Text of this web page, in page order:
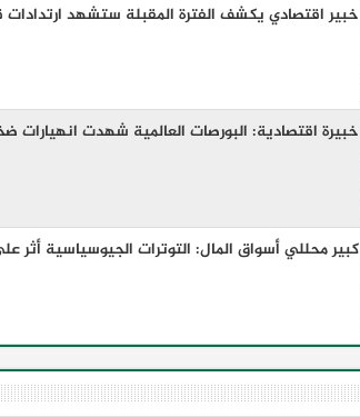
خبير اقتصادي يكشف الفترة المقبلة ستشهد
خبيرة اقتصادية: البورصات العالمية شهدت انهيارات
كبير محللي أسواق المال: التوترات الجيوسياسية أثر